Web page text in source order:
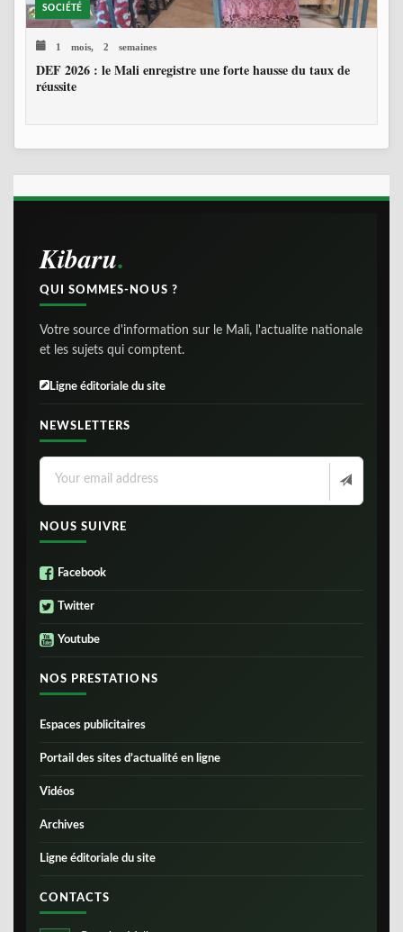
SOCIÉTÉ
1 mois, 2 semaines
DEF 2026 : le Mali enregistre une forte hausse du taux de
réussite
Kibaru
QUI SOMMES-NOUS ?
Votre source d'information sur le Mali, l'actualite nationale
et les sujets qui comptent.
Ligne éditoriale du site
NEWSLETTERS
NOUS SUIVRE
Facebook
Twitter
Youtube
NOS PRESTATIONS
Espaces publicitaires
Portail des sites d’actualité en ligne
Vidéos
Archives
Ligne éditoriale du site
CONTACTS